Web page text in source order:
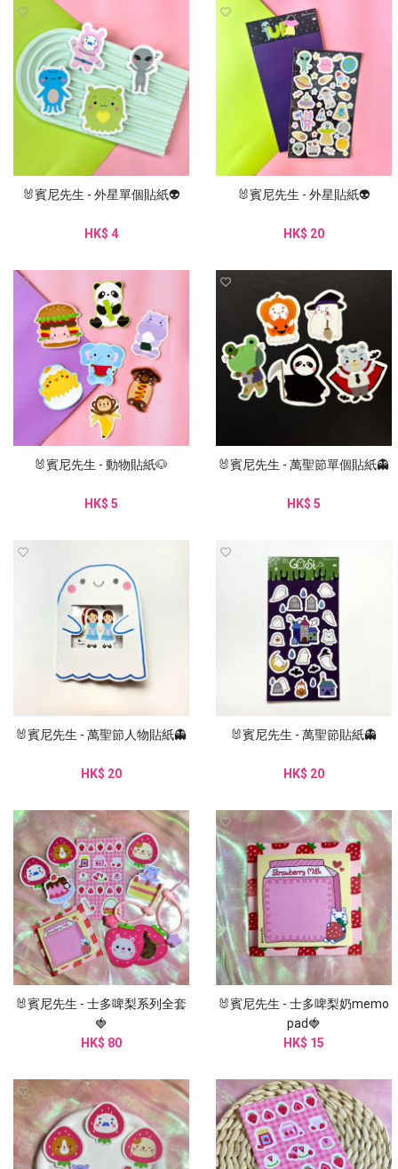
🐰賓尼先生 - 外星單個貼紙👽
HK$ 4
🐰賓尼先生 - 外星貼紙👽
HK$ 20
🐰賓尼先生 - 動物貼紙🐶
HK$ 5
🐰賓尼先生 - 萬聖節單個貼紙👻
HK$ 5
🐰賓尼先生 - 萬聖節人物貼紙👻
HK$ 20
🐰賓尼先生 - 萬聖節貼紙👻
HK$ 20
🐰賓尼先生 - 士多啤梨系列全套
🍓
HK$ 80
🐰賓尼先生 - 士多啤梨奶memo
pad🍓
HK$ 15